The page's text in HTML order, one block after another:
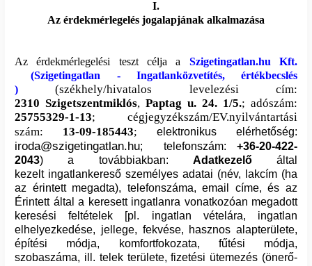
I.
Az érdekmérlegelés jogalapjának alkalmazása
Az érdekmérlegelési teszt célja a Szigetingatlan.hu Kft.
(Szigetingatlan - Ingatlanközvetítés, értékbecslés
)
(székhely/hivatalos levelezési cím:
2310 Szigetszentmiklós, Paptag u. 24. 1/5.; adószám:
25755329-1-13; cégjegyzékszám/EV.nyilvántartási
szám: 13-09-185443; elektronikus elérhetőség:
iroda@szigetingatlan.hu; telefonszám: +36-20-422-
2043) a továbbiakban: Adatkezelő által
kezelt ingatlankereső személyes adatai (név, lakcím (ha
az érintett megadta), telefonszáma, email címe, és az
Érintett által a keresett ingatlanra vonatkozóan megadott
keresési feltételek [pl. ingatlan vételára, ingatlan
elhelyezkedése, jellege, fekvése, hasznos alapterülete,
építési módja, komfortfokozata, fűtési módja,
szobaszáma, ill. telek területe, fizetési ütemezés (önerő-